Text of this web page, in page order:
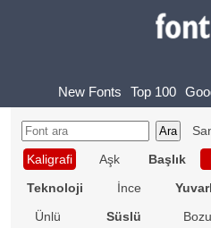
New Fonts Top 100
Kaligrafi
Aşk Başlık
Teknoloji
İnce
Ünlü
Süslü